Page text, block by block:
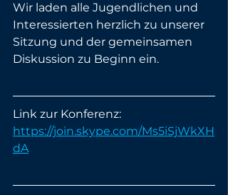
Wir laden alle Jugendlichen und
Interessierten herzlich zu unserer
Sitzung und der gemeinsamen
Diskussion zu Beginn ein.
Link zur Konferenz:
https://join.skype.com/Ms5iSjWkXH
dA